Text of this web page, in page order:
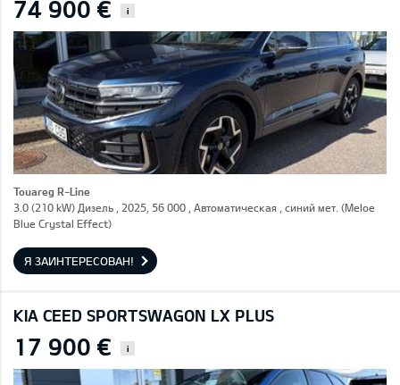
74 900 € i
Touareg R-Line
3.0 (210 kW) Дизель , 2025, 56 000 , Автоматическая , синий мет. (Meloe
Blue Crystal Effect)
Я ЗАИНТЕРЕСОВАН!
KIA CEED SPORTSWAGON LX PLUS
17 900 € i